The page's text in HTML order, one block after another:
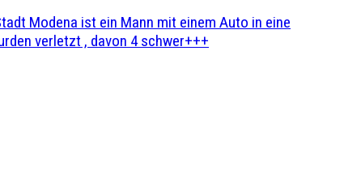
Modena ist ein Mann mit einem Auto in eine
verletzt , davon 4 schwer+++